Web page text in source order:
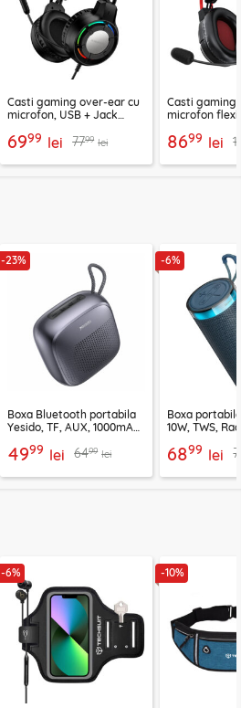
Casti gaming over-ear cu
microfon, USB + Jack
BO112
6999 lei 7799 lei
Casti gaming
microfon
8699 lei
-23%
Boxa Bluetooth portabila
Yesido, TF, AUX, 1000mAh,
4999 lei 6499 lei
-6%
Boxa
10W, TWS,
6899 lei
-6% -10%